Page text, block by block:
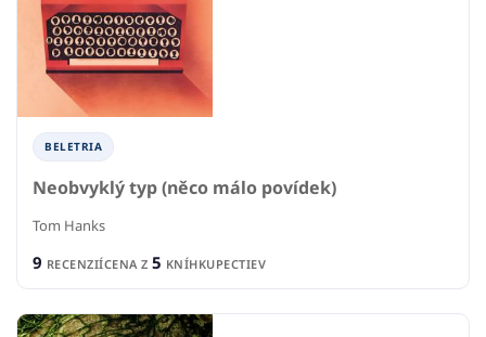
BELETRIA
Neobvyklý typ (něco málo povídek)
Tom Hanks
9 RECENZIÍCENA Z 5 KNÍHKUPECTIEV